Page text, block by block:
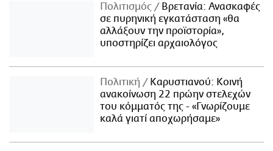
Πολιτισμός
Βρετανία: Ανασκαφές
σε πυρηνική εγκατάσταση «θα
αλλάξουν την προϊστορία»,
υποστηρίζει αρχαιολόγος
Πολιτική
Καρυστιανού: Κοινή
ανακοίνωση 22 πρώην στελεχών
του κόμματός της - «Γνωρίζουμε
καλά γιατί αποχωρήσαμε»